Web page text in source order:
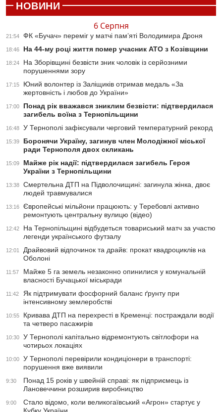
НОВИНИ
6 Серпня
21:54 ФК «Бучач» переміг у матчі пам’яті Володимира Дроня
18:46 На 44-му році життя помер учасник АТО з Козівщини
18:24
На Зборівщині безвісти зник чоловік із серйозними
порушеннями зору
17:15
Юний волонтер із Заліщиків отримав медаль «За
жертовність і любов до України»
17:00
Понад рік вважався зниклим безвісти: підтвердилася
загибель воїна з Тернопільщини
16:48 У Тернополі зафіксували черговий температурний рекорд
15:39
Боронячи Україну, загинув член Молодіжної міської
ради Тернополя двох скликань
15:09
Майже рік надії: підтвердилася загибель Героя
України з Тернопільщини
13:38
Смертельна ДТП на Підволочищині: загинула жінка, двоє
людей травмувалися
13:16
Європейські мільйони працюють: у Теребовлі активно
ремонтують центральну вулицю (відео)
12:42
На Тернопільщині відбудеться товариський матч за участю
легенди українського футзалу
12:01
Драйвовий відпочинок та драйв: прокат квадроциклів на
Оболоні
11:57
Майже 5 га земель незаконно опинилися у комунальній
власності Бучацької міськради
11:42
Як підтримувати фосфорний баланс ґрунту при
інтенсивному землеробстві
10:55
Кривава ДТП на перехресті в Кременці: постраждали водії
та четверо пасажирів
10:30
У Тернополі капітально відремонтують світлофори на
чотирьох локаціях
10:00
У Тернополі перевірили кондиціонери в транспорті:
порушення вже виявили
9:30
Понад 15 років у швейній справі: як підприємець із
Лановеччини розширив виробництво
9:00
Стало відомо, коли великогаївський «Агрон» стартує у